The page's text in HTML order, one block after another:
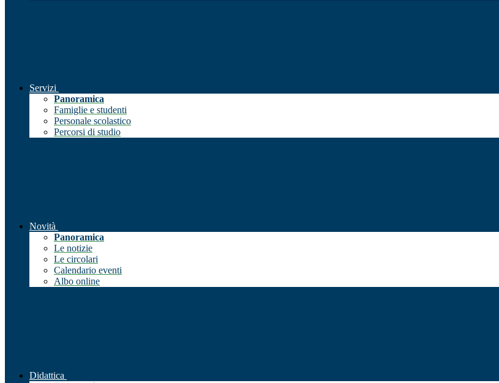
Servizi
Panoramica
Famiglie e studenti
Personale scolastico
Percorsi di studio
Novità
Panoramica
Le notizie
Le circolari
Calendario eventi
Albo online
Didattica